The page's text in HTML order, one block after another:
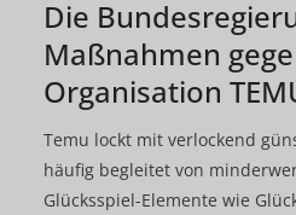
Die
Maßnahmen
Organisation
Temu lockt mit verlockend
häufig begleitet von
Glücksspiel-Elemente wie